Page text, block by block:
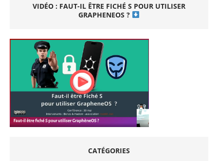
VIDÉO : FAUT-IL ÊTRE FICHÉ S POUR UTILISER
GRAPHENEOS ?
CATÉGORIES